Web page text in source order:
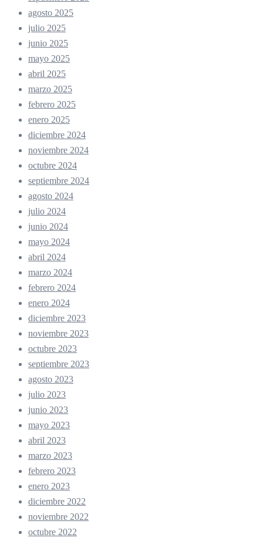
agosto 2025
julio 2025
junio 2025
mayo 2025
abril 2025
marzo 2025
febrero 2025
enero 2025
diciembre 2024
noviembre 2024
octubre 2024
septiembre 2024
agosto 2024
julio 2024
junio 2024
mayo 2024
abril 2024
marzo 2024
febrero 2024
enero 2024
diciembre 2023
noviembre 2023
octubre 2023
septiembre 2023
agosto 2023
julio 2023
junio 2023
mayo 2023
abril 2023
marzo 2023
febrero 2023
enero 2023
diciembre 2022
noviembre 2022
octubre 2022